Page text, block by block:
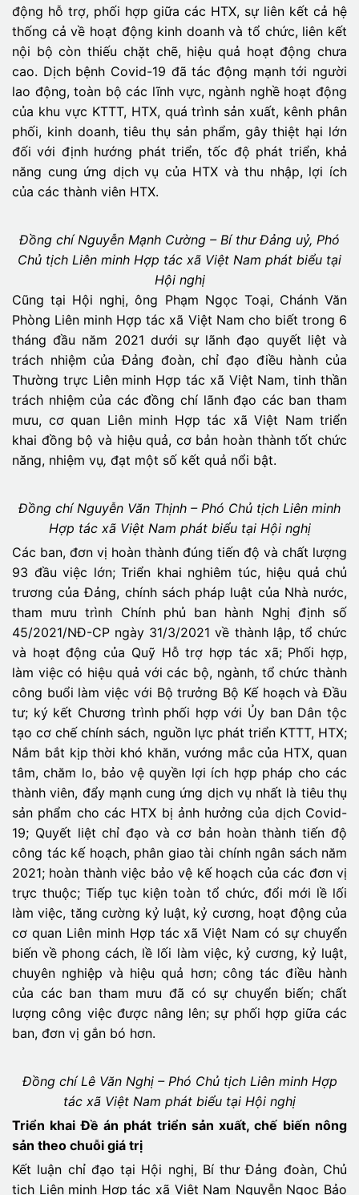
động hỗ trợ, phối hợp giữa các HTX, sự liên kết cả hệ
thống cả về hoạt động kinh doanh và tổ chức, liên kết
nội bộ còn thiếu chặt chẽ, hiệu quả hoạt động chưa
cao. Dịch bệnh Covid-19 đã tác động mạnh tới người
lao động, toàn bộ các lĩnh vực, ngành nghề hoạt động
của khu vực KTTT, HTX, quá trình sản xuất, kênh phân
phối, kinh doanh, tiêu thụ sản phẩm, gây thiệt hại lớn
đối với định hướng phát triển, tốc độ phát triển, khả
năng cung ứng dịch vụ của HTX và thu nhập, lợi ích
của các thành viên HTX.
Đồng chí Nguyễn Mạnh Cường – Bí thư Đảng uỷ, Phó
Chủ tịch Liên minh Hợp tác xã Việt Nam phát biểu tại
Hội nghị
Cũng tại Hội nghị, ông Phạm Ngọc Toại, Chánh Văn
Phòng Liên minh Hợp tác xã Việt Nam cho biết trong 6
tháng đầu năm 2021 dưới sự lãnh đạo quyết liệt và
trách nhiệm của Đảng đoàn, chỉ đạo điều hành của
Thường trực Liên minh Hợp tác xã Việt Nam, tinh thần
trách nhiệm của các đồng chí lãnh đạo các ban tham
mưu, cơ quan Liên minh Hợp tác xã Việt Nam triển
khai đồng bộ và hiệu quả, cơ bản hoàn thành tốt chức
năng, nhiệm vụ, đạt một số kết quả nổi bật.
Đồng chí Nguyễn Văn Thịnh – Phó Chủ tịch Liên minh
Hợp tác xã Việt Nam phát biểu tại Hội nghị
Các ban, đơn vị hoàn thành đúng tiến độ và chất lượng
93 đầu việc lớn; Triển khai nghiêm túc, hiệu quả chủ
trương của Đảng, chính sách pháp luật của Nhà nước,
tham mưu trình Chính phủ ban hành Nghị định số
45/2021/NĐ-CP ngày 31/3/2021 về thành lập, tổ chức
và hoạt động của Quỹ Hỗ trợ hợp tác xã; Phối hợp,
làm việc có hiệu quả với các bộ, ngành, tổ chức thành
công buổi làm việc với Bộ trưởng Bộ Kế hoạch và Đầu
tư; ký kết Chương trình phối hợp với Ủy ban Dân tộc
tạo cơ chế chính sách, nguồn lực phát triển KTTT, HTX;
Nắm bắt kịp thời khó khăn, vướng mắc của HTX, quan
tâm, chăm lo, bảo vệ quyền lợi ích hợp pháp cho các
thành viên, đẩy mạnh cung ứng dịch vụ nhất là tiêu thụ
sản phẩm cho các HTX bị ảnh hưởng của dịch Covid-
19; Quyết liệt chỉ đạo và cơ bản hoàn thành tiến độ
công tác kế hoạch, phân giao tài chính ngân sách năm
2021; hoàn thành việc bảo vệ kế hoạch của các đơn vị
trực thuộc; Tiếp tục kiện toàn tổ chức, đổi mới lề lối
làm việc, tăng cường kỷ luật, kỷ cương, hoạt động của
cơ quan Liên minh Hợp tác xã Việt Nam có sự chuyển
biến về phong cách, lề lối làm việc, kỷ cương, kỷ luật,
chuyên nghiệp và hiệu quả hơn; công tác điều hành
của các ban tham mưu đã có sự chuyển biến; chất
lượng công việc được nâng lên; sự phối hợp giữa các
ban, đơn vị gắn bó hơn.
Đồng chí Lê Văn Nghị – Phó Chủ tịch Liên minh Hợp
tác xã Việt Nam phát biểu tại Hội nghị
Triển khai Đề án phát triển sản xuất, chế biến nông
sản theo chuỗi giá trị
Kết luận chỉ đạo tại Hội nghị, Bí thư Đảng đoàn, Chủ
tịch Liên minh Hợp tác xã Việt Nam Nguyễn Ngọc Bảo